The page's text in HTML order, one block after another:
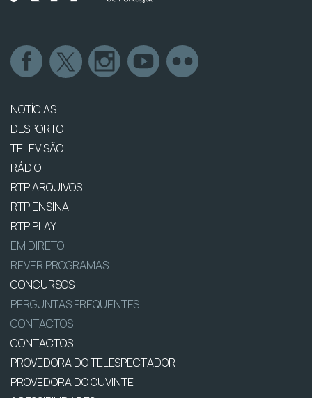
NOTÍCIAS
DESPORTO
TELEVISÃO
RÁDIO
RTP ARQUIVOS
RTP ENSINA
RTP PLAY
EM DIRETO
REVER PROGRAMAS
CONCURSOS
PERGUNTAS FREQUENTES
CONTACTOS
CONTACTOS
PROVEDORA DO TELESPECTADOR
PROVEDORA DO OUVINTE